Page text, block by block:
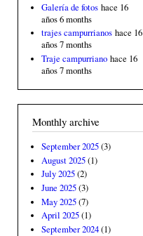
Galería de fotos hace 16
años 6 months
trajes campurrianos hace 16
años 7 months
Traje campurriano hace 16
años 7 months
Monthly archive
September 2025(3)
August 2025(1)
July 2025(2)
June 2025(3)
May 2025(7)
April 2025(1)
September 2024(1)